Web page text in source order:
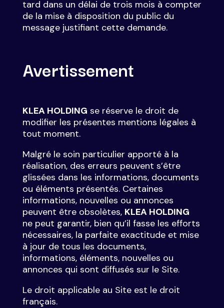
tard dans un délai de trois mois à compter
de la mise à disposition du public du
message justifiant cette demande.
Avertissement
KLEA HOLDING se réserve le droit de
modifier les présentes mentions légales à
tout moment.
Malgré le soin particulier apporté à la
réalisation, des erreurs peuvent s’être
glissées dans les informations, documents
ou éléments présentés. Certaines
informations, nouvelles ou annonces
peuvent être obsolètes, KLEA HOLDING
ne peut garantir, bien qu’il fasse les efforts
nécessaires, la parfaite exactitude et mise
à jour de tous les documents,
informations, éléments, nouvelles ou
annonces qui sont diffusés sur le Site.
Le droit applicable au Site est le droit
français.